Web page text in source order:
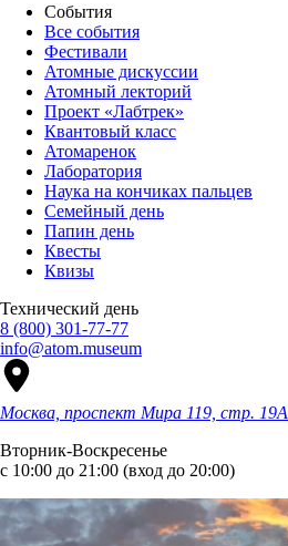
События
Все события
Фестивали
Атомные дискуссии
Атомный лекторий
Проект «Лабтрек»
Квантовый класс
Атомаренок
Лаборатория
Наука на кончиках пальцев
Семейный день
Папин день
Квесты
Квизы
Технический день
8 (800) 301-77-77
info@atom.museum
Москва, проспект Мира 119, стр. 19А
Вторник-Воскресенье
с 10:00 до 21:00 (вход до 20:00)